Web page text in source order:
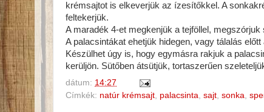
krémsajtot is elkeverjük az ízesítőkkel. A
feltekerjük.
A maradék 4-et megkenjük a tejföllel,
A palacsintákat ehetjük hidegen, vagy tálalás
Készülhet úgy is, hogy egymásra rakjuk a
kerüljön. Sütőben átsütjük, tortaszerűen
dátum: 14:27
Címkék: natúr krémsajt, palacsinta, sajt, sonka,